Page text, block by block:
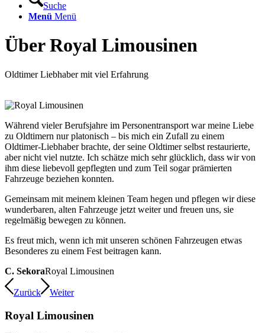
Suche
Menü Menü
Über Royal Limousinen
Oldtimer Liebhaber mit viel Erfahrung
Während vieler Berufsjahre im Personentransport war meine Liebe
zu Oldtimern nur platonisch – bis mich ein Zufall zu einem
Oldtimer-Liebhaber brachte, der seine Oldtimer selbst restaurierte,
aber nicht viel nutzte. Ich schätze mich sehr glücklich, dass wir von
ihm diese liebevoll gepflegten und zum Teil sogar prämierten
Fahrzeuge beziehen konnten.
Gemeinsam mit meinem kleinen Team hegen und pflegen wir diese
wunderbaren, alten Fahrzeuge jetzt weiter und freuen uns, sie
regelmäßig bewegen zu können.
Es freut mich, wenn ich mit unseren schönen Fahrzeugen etwas
Besonderes zu einem Fest beitragen kann.
C. SekoraRoyal Limousinen
Zurück Weiter
Royal Limousinen